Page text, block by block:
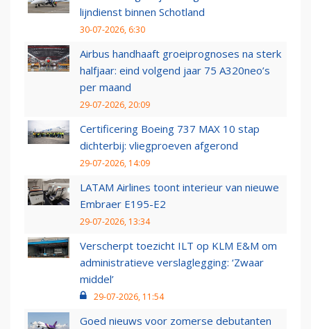
lijndienst binnen Schotland
30-07-2026, 6:30
Airbus handhaaft groeiprognoses na sterk
halfjaar: eind volgend jaar 75 A320neo’s
per maand
29-07-2026, 20:09
Certificering Boeing 737 MAX 10 stap
dichterbij: vliegproeven afgerond
29-07-2026, 14:09
LATAM Airlines toont interieur van nieuwe
Embraer E195-E2
29-07-2026, 13:34
Verscherpt toezicht ILT op KLM E&M om
administratieve verslaglegging: ‘Zwaar
middel’
29-07-2026, 11:54
Goed nieuws voor zomerse debutanten